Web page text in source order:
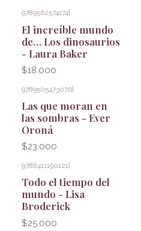
9789562574174
El increíble mundo
de… Los dinosaurios
- Laura Baker
$18.000
9789505473076|
Las que moran en
las sombras - Ever
Oroná
$23.000
9788411190121
Todo el tiempo del
mundo - Lisa
Broderick
$25.000